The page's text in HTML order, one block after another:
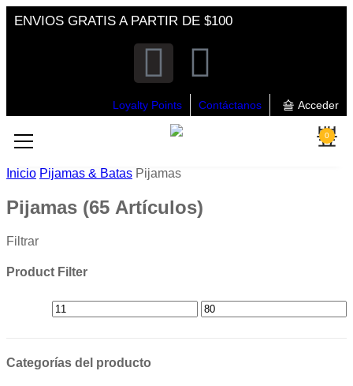
ENVIOS GRATIS A PARTIR DE $100
Loyalty Points Contáctanos Acceder
0
Inicio Pijamas & Batas Pijamas
Pijamas (65 Artículos)
Filtrar
Product Filter
Categorías del producto